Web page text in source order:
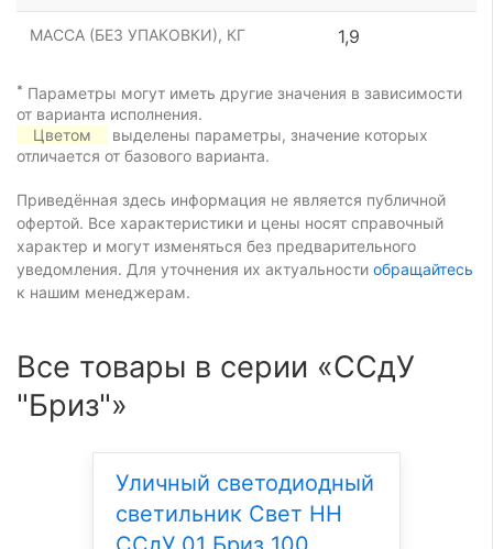
МАССА (БЕЗ УПАКОВКИ), КГ 1,9
* Параметры могут иметь другие значения в зависимости
от варианта исполнения.
Цветом
выделены параметры, значение которых
отличается от базового варианта.
Приведённая здесь информация не является публичной
офертой. Все характеристики и цены носят справочный
характер и могут изменяться без предварительного
уведомления. Для уточнения их актуальности обращайтесь
к нашим менеджерам.
Все товары в серии «ССдУ
"Бриз"»
Уличный светодиодный
светильник Свет НН